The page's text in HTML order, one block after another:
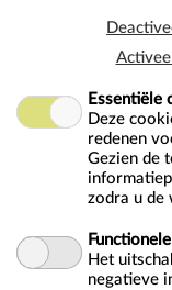
Essentiële
Deze
redenen
Gezien de
zodra u de
Het
negatieve